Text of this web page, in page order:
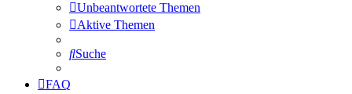
Unbeantwortete Themen
Aktive Themen
Suche
FAQ